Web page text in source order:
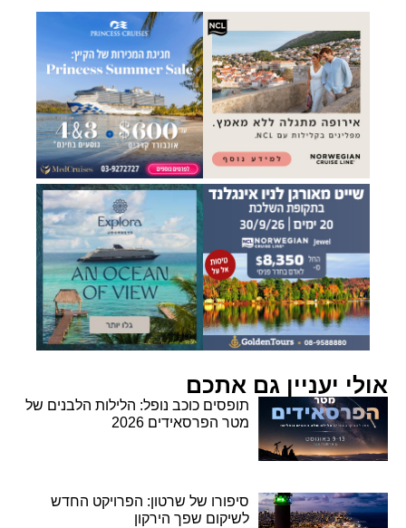
אולי יעניין גם אתכם
תופסים כוכב נופל: הלילות הלבנים של
מטר הפרסאידים 2026
סיפורו של שרטון: הפרויקט החדש
לשיקום שפך הירקון